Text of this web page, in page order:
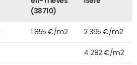
(38710)
1 855 €/m2 2 395 €/m2
4 282 €/m2